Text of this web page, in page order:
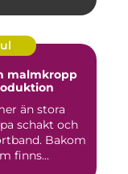
än stora
schakt och
Bakom
finns...